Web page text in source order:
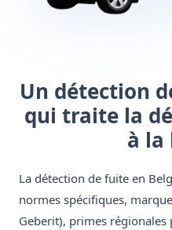
Un détection
qui traite la
à la
La détection de fuite en
normes spécifiques,
Geberit), primes